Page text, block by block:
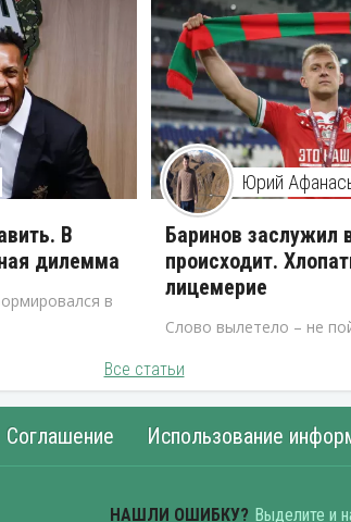
В
дилемма
в
Юрий
Баринов заслужил
происходит.
лицемерие
Слово вылетело – не
Все статьи
Соглашение Использование